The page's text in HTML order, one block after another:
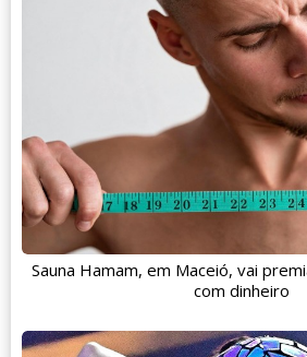
Sauna Hamam, em Maceió, vai
com dinheiro